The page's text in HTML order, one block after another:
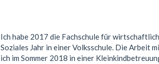
Ich habe 2017 die Fachschule für
Soziales Jahr in einer Volksschule. Die Arbeit
ich im Sommer 2018 in einer